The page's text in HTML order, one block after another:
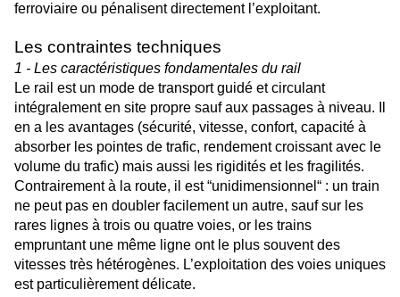
ferroviaire ou pénalisent directement l’exploitant.
Les contraintes techniques
1 - Les caractéristiques fondamentales du rail
Le rail est un mode de transport guidé et circulant
intégralement en site propre sauf aux passages à niveau. Il
en a les avantages (sécurité, vitesse, confort, capacité à
absorber les pointes de trafic, rendement croissant avec le
volume du trafic) mais aussi les rigidités et les fragilités.
Contrairement à la route, il est “unidimensionnel“ : un train
ne peut pas en doubler facilement un autre, sauf sur les
rares lignes à trois ou quatre voies, or les trains
empruntant une même ligne ont le plus souvent des
vitesses très hétérogènes. L’exploitation des voies uniques
est particulièrement délicate.